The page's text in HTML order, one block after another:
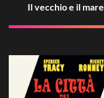
Il vecchio e il mare